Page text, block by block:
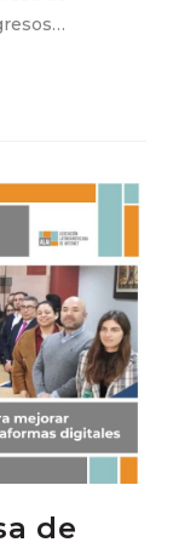
de